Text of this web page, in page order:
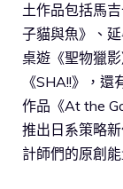
土作品包括馬
子貓與魚》、
桌遊《聖物獵
《SHA!!》，
作品《At the
推出日系策略
計師們的原創能